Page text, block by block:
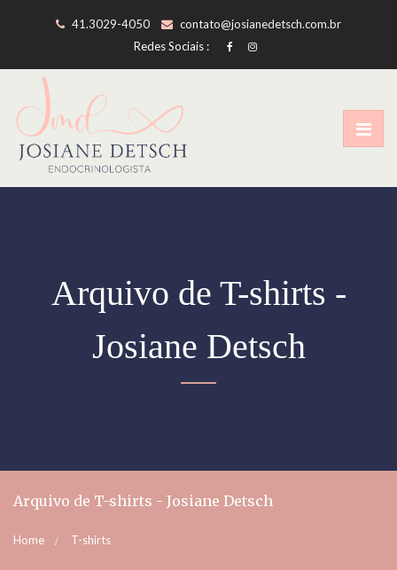
41.3029-4050
contato@josianedetsch.com.br
Redes Sociais :
Arquivo de T-shirts -
Josiane Detsch
Arquivo de T-shirts - Josiane Detsch
Home T-shirts